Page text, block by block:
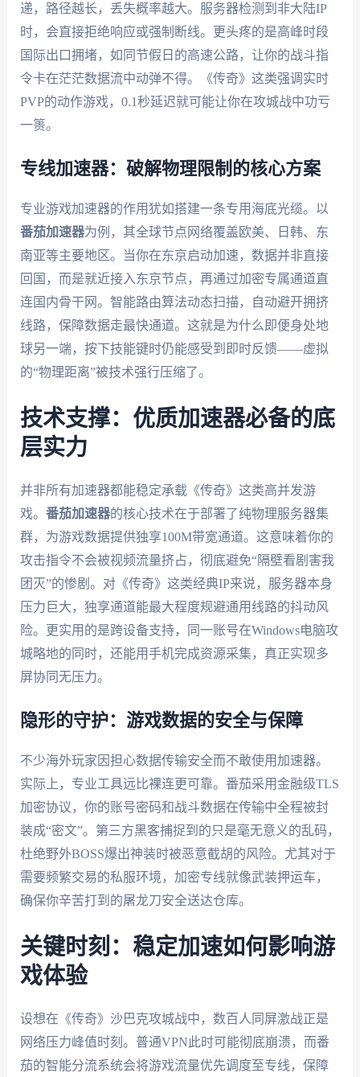
递，路径越长，丢失概率越大。服务器检测到非大陆IP
时，会直接拒绝响应或强制断线。更头疼的是高峰时段
国际出口拥堵，如同节假日的高速公路，让你的战斗指
令卡在茫茫数据流中动弹不得。《传奇》这类强调实时
PVP的动作游戏，0.1秒延迟就可能让你在攻城战中功亏
一篑。
专线加速器：破解物理限制的核心方案
专业游戏加速器的作用犹如搭建一条专用海底光缆。以
番茄加速器为例，其全球节点网络覆盖欧美、日韩、东
南亚等主要地区。当你在东京启动加速，数据并非直接
回国，而是就近接入东京节点，再通过加密专属通道直
连国内骨干网。智能路由算法动态扫描，自动避开拥挤
线路，保障数据走最快通道。这就是为什么即便身处地
球另一端，按下技能键时仍能感受到即时反馈——虚拟
的“物理距离”被技术强行压缩了。
技术支撑：优质加速器必备的底
层实力
并非所有加速器都能稳定承载《传奇》这类高并发游
戏。 番茄加速器的核心技术在于部署了纯物理服务器集
群，为游戏数据提供独享100M带宽通道。这意味着你的
攻击指令不会被视频流量挤占，彻底避免“隔壁看剧害我
团灭”的惨剧。对《传奇》这类经典IP来说，服务器本身
压力巨大，独享通道能最大程度规避通用线路的抖动风
险。更实用的是跨设备支持，同一账号在Windows电脑攻
城略地的同时，还能用手机完成资源采集，真正实现多
屏协同无压力。
隐形的守护：游戏数据的安全与保障
不少海外玩家因担心数据传输安全而不敢使用加速器。
实际上，专业工具远比裸连更可靠。番茄采用金融级TLS
加密协议，你的账号密码和战斗数据在传输中全程被封
装成“密文”。第三方黑客捕捉到的只是毫无意义的乱码，
杜绝野外BOSS爆出神装时被恶意截胡的风险。尤其对于
需要频繁交易的私服环境，加密专线就像武装押运车，
确保你辛苦打到的屠龙刀安全送达仓库。
关键时刻：稳定加速如何影响游
戏体验
设想在《传奇》沙巴克攻城战中，数百人同屏激战正是
网络压力峰值时刻。普通VPN此时可能彻底崩溃，而番
茄的智能分流系统会将游戏流量优先调度至专线，保障